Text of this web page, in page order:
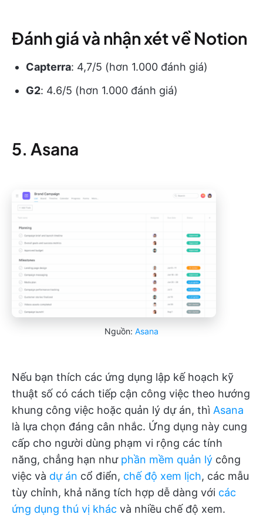
Đánh giá và nhận xét về Notion
Capterra: 4,7/5 (hơn 1.000 đánh giá)
G2: 4.6/5 (hơn 1.000 đánh giá)
5. Asana
Nguồn: Asana
Nếu bạn thích các ứng dụng lập kế hoạch kỹ
thuật số có cách tiếp cận công việc theo hướng
khung công việc hoặc quản lý dự án, thì Asana
là lựa chọn đáng cân nhắc. Ứng dụng này cung
cấp cho người dùng phạm vi rộng các tính
năng, chẳng hạn như phần mềm quản lý công
việc và dự án cổ điển, chế độ xem lịch, các mẫu
tùy chỉnh, khả năng tích hợp dễ dàng với các
ứng dụng thú vị khác và nhiều chế độ xem.